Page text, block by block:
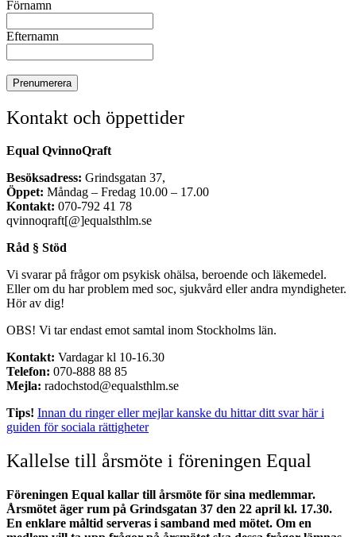
Förnamn
Efternamn
Kontakt och öppettider
Equal QvinnoQraft
Besöksadress: Grindsgatan 37,
Öppet: Måndag – Fredag 10.00 – 17.00
Kontakt: 070-792 41 78
qvinnoqraft[@]equalsthlm.se
Råd § Stöd
Vi svarar på frågor om psykisk ohälsa, beroende och läkemedel.
Eller om du har problem med soc, sjukvård eller andra myndigheter.
Hör av dig!
OBS! Vi tar endast emot samtal inom Stockholms län.
Kontakt: Vardagar kl 10-16.30
Telefon: 070-888 88 85
Mejla: radochstod@equalsthlm.se
Tips! Innan du ringer eller mejlar kanske du hittar ditt svar här i
guiden för sociala rättigheter
Kallelse till årsmöte i föreningen Equal
Föreningen Equal kallar till årsmöte för sina medlemmar.
Årsmötet äger rum på Grindsgatan 37 den 22 april kl. 17.30.
En enklare måltid serveras i samband med mötet. Om en